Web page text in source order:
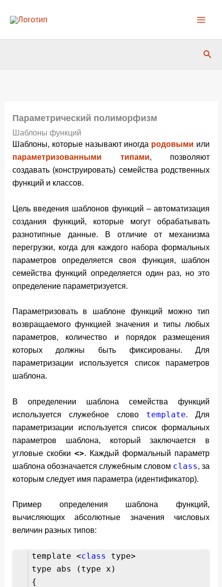
Параметрический полиморфизм
Шаблоны функций
Шаблоны, которые называют иногда родовыми или
параметризованными типами, позволяют
создавать (конструировать) семейства родственных
функций и классов.
Цель введения шаблонов функций – автоматизация
создания функций, которые могут обрабатывать
разнотипные данные. В отличие от механизма
перегрузки, когда для каждого набора формальных
параметров определяется своя функция, шаблон
семейства функций определяется один раз, но это
определение параметризуется.
Параметризовать в шаблоне функций можно тип
возвращаемого функцией значения и типы любых
параметров, количество и порядок размещения
которых должны быть фиксированы. Для
параметризации используется список параметров
шаблона.
В определении шаблона семейства функций
используется служебное слово template. Для
параметризации используется список формальных
параметров шаблона, который заключает­ся в
угловые скобки <>. Каждый формальный параметр
шаблона обозначается служебным словом class, за
которым следует имя параметра (идентификатор).
Пример определения шаблона функций,
вычисляющих абсолютные значения числовых
величин разных типов:
template <class
type>
type abs (type x)
{